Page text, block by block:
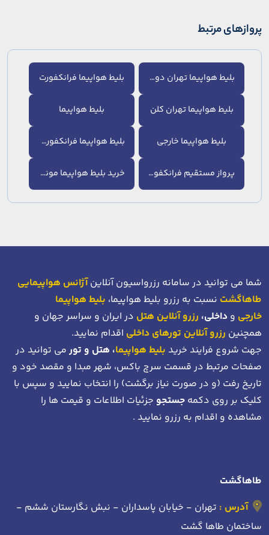
پروازهای مرتبط
بلیط هواپیما تهران دوسلدورف بلیط هواپیما فرانکفورت
بلیط هواپیما تهران کلن بلیط هواپیما
بلیط هواپیما خارجی بلیط هواپیما فرانکفورت تورنتو
پرواز مستقیم فرانکفورت به تهران خرید بلیط هواپیما مونیخ
شما می توانید در سامانه رزرواسیون آنلاینآژانس هواپیمایی
طاهاگشت نسبت به رزرو بلیط هواپیما، بلیط هواپیما
خارجی و داخلی، رزرو آنلاین هتل در ایران و سراسر جهان و
همچنین رزرو آنلاین تورهای داخلی اقدام نمایید.
جهت شروع فرایند خرید بلیط هواپیما، هتل و تورمی توانید در
صفحات مرتبط در قسمت سرچ باکس، شهر مبدا و مقصد خود و
تاریخ رفت (و در صورت نیاز برگشت) را انتخاب نمایید و سپس با
کلیک بر روی دکمه جستجو جزئیات اطلاعات و قیمت ها را
مشاهده و اقدام به رزرو نمایید .
طاهاگشت
آدرس : تهران - خیابان پاسداران - نبش نگارستان ششم -
ساختمان طاها گشت